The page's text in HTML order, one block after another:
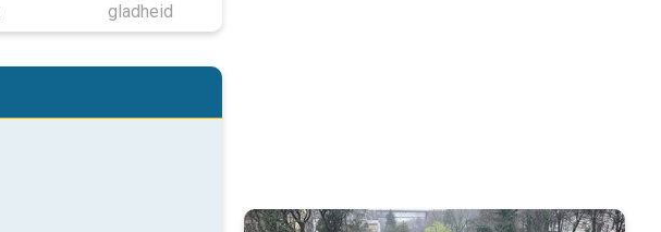
gladheid
Auto's vast in watermassa's. Overstromingen Toscane. . .